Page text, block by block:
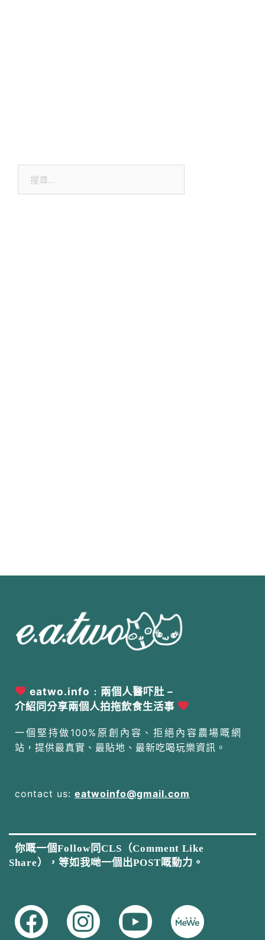
eatwo.info﹕兩個人醫吓肚 –
介紹同分享兩個人拍拖飲食生活事
一個堅持做100%原創內容、拒絕內容農場嘅網
站，提供最真實、最貼地、最新吃喝玩樂資訊。
contact us: eatwoinfo@gmail.com
你嘅一個Follow同CLS（Comment Like
Share），等如我哋一個出POST嘅動力。